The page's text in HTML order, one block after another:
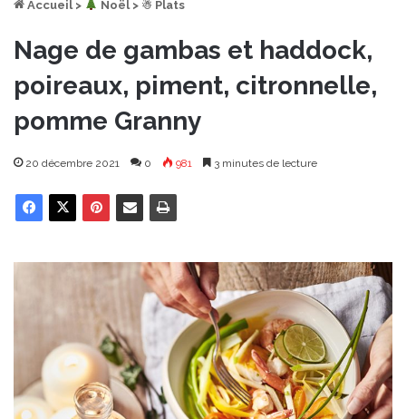
Accueil > ︎ Noël > ☃ Plats
Nage de gambas et haddock,
poireaux, piment, citronnelle,
pomme Granny
20 décembre 2021 0 981 3 minutes de lecture